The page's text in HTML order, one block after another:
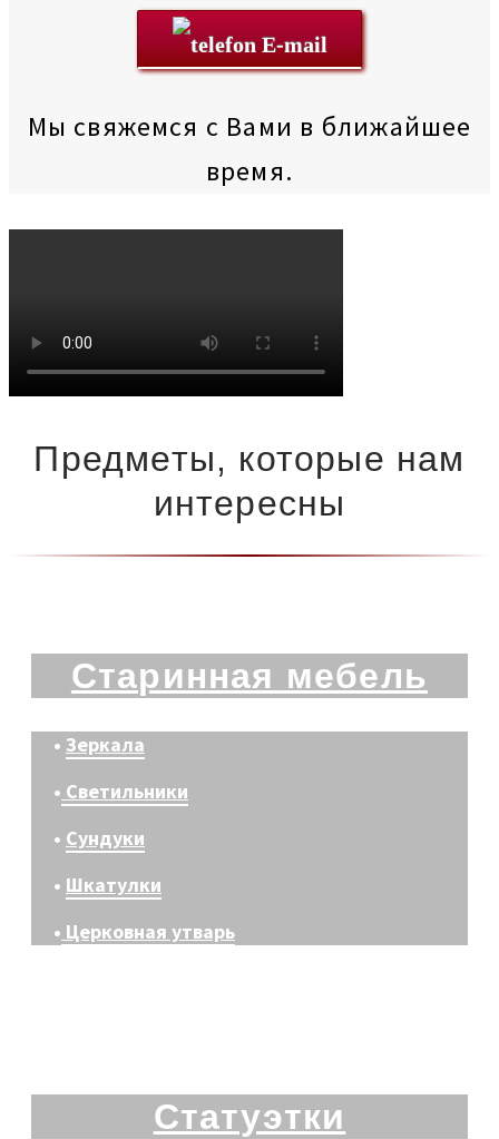
E-mail
Мы свяжемся с Вами в ближайшее
время.
Предметы, которые нам
интересны
Старинная мебель
• Зеркала
• Светильники
• Сундуки
• Шкатулки
• Церковная утварь
Статуэтки